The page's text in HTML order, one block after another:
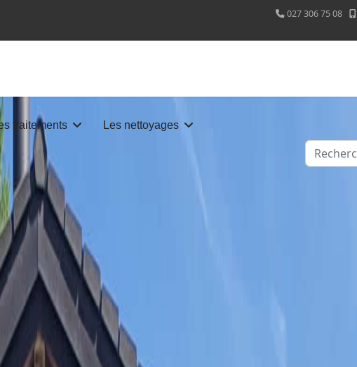
027 306 75 08
traitements Les nettoyages
Valider